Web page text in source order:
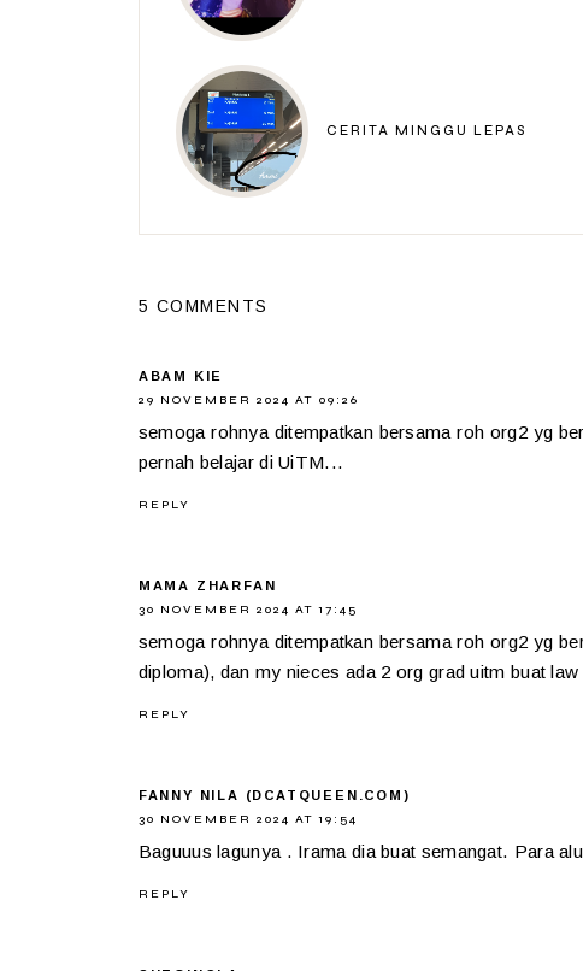
CERITA MINGGU LEPAS
5 COMMENTS
ABAM KIE
29 NOVEMBER 2024 AT 09:26
semoga rohnya ditempatkan bersama roh org2 yg
pernah belajar di UiTM...
REPLY
MAMA ZHARFAN
30 NOVEMBER 2024 AT 17:45
semoga rohnya ditempatkan bersama roh org2 yg
diploma), dan my nieces ada 2 org grad uitm buat
REPLY
FANNY NILA (DCATQUEEN.COM)
30 NOVEMBER 2024 AT 19:54
Baguuus lagunya . Irama dia buat semangat. Para
REPLY